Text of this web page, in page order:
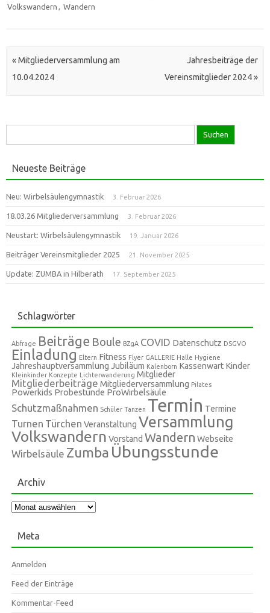
Volkswandern
Wandern
Artikel Navigation
«Mitgliederversammlung am
10.04.2024
Jahresbeiträge der
Vereinsmitglieder 2024»
nach:
Neueste Beiträge
Neu: Wirbelsäulengymnastik 3. Februar 2026
18.03.26 Mitgliederversammlung 3. Februar 2026
Neustart: Wirbelsäulengymnastik 19. Januar 2026
Beiträger Vereinsmitglieder 2025 21. November 2025
Update: ZUMBA in Hilberath 17. September 2025
Schlagwörter
Abfrage Beiträge Boule BZgA COVID Datenschutz DSGVO
Einladung Eltern Fitness Flyer GALLERIE Halle Hygiene
Jahreshauptversammlung Jubiläum Kalenborn Kassenwart Kinder
Kleinkinder Konzepte Lichterwanderung Mitglieder
Mitgliederbeiträge Mitgliederversammlung Pilates
Powerkids Probestunde ProWirbelsäule
Schutzmaßnahmen Schüler Tanzen Termin Termine
Turnen Türchen Veranstaltung Versammlung
Volkswandern Vorstand Wandern Webseite
Wirbelsäule Zumba Übungsstunde
Archiv
Archiv
Meta
Anmelden
Feed der Einträge
Kommentar-Feed